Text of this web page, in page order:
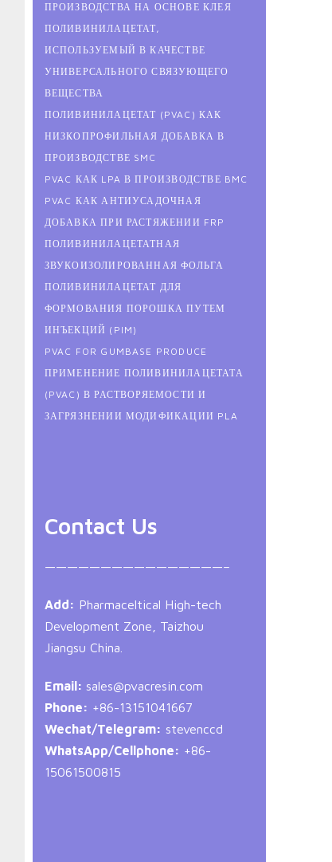
ПРОИЗВОДСТВА НА ОСНОВЕ КЛЕЯ
ПОЛИВИНИЛАЦЕТАТ,
ИСПОЛЬЗУЕМЫЙ В КАЧЕСТВЕ
УНИВЕРСАЛЬНОГО СВЯЗУЮЩЕГО
ВЕЩЕСТВА
ПОЛИВИНИЛАЦЕТАТ (PVAC) КАК
НИЗКОПРОФИЛЬНАЯ ДОБАВКА В
ПРОИЗВОДСТВЕ SMC
PVAC КАК LPA В ПРОИЗВОДСТВЕ BMC
PVAC КАК АНТИУСАДОЧНАЯ
ДОБАВКА ПРИ РАСТЯЖЕНИИ FRP
ПОЛИВИНИЛАЦЕТАТНАЯ
ЗВУКОИЗОЛИРОВАННАЯ ФОЛЬГА
ПОЛИВИНИЛАЦЕТАТ ДЛЯ
ФОРМОВАНИЯ ПОРОШКА ПУТЕМ
ИНЪЕКЦИЙ (PIM)
PVAC FOR GUMBASE PRODUCE
ПРИМЕНЕНИЕ ПОЛИВИНИЛАЦЕТАТА
(PVAC) В РАСТВОРЯЕМОСТИ И
ЗАГРЯЗНЕНИИ МОДИФИКАЦИИ PLA
Contact Us
————————————————–
Add: Pharmaceltical High-tech
Development Zone, Taizhou
Jiangsu China.
Email: sales@pvacresin.com
Phone: +86-13151041667
Wechat/Telegram: stevenccd
WhatsApp/Cellphone: +86-
15061500815